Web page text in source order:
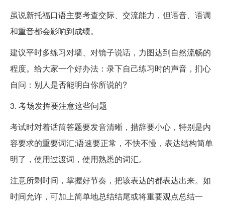
虽说新托福口语主要考查交际、交流能力，但语音、语调
和重音都会影响到成绩。
建议平时多练习对墙、对镜子说话，力图达到自然流畅的
程度。给大家一个好办法：录下自己练习时的声音，扪心
自问：别人是否能明白你所说的?
3. 考场发挥要注意这些问题
考试时对着话筒答题要发音清晰，措辞要小心，特别是内
容要求的重要词汇;语速要正常，不快不慢，表达结构简单
明了，使用过渡词，使用熟悉的词汇。
注意所剩时间，掌握好节奏，把该表达的都表达出来。如
时间允许，可加上简单地总结结尾或将重要观点总结一